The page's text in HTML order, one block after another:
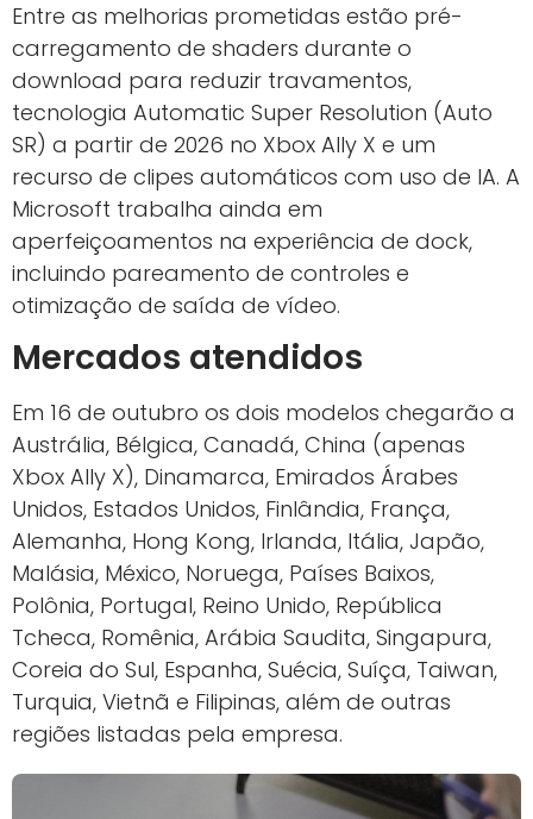
Entre as melhorias prometidas estão pré-
carregamento de shaders durante o
download para reduzir travamentos,
tecnologia Automatic Super Resolution (Auto
SR) a partir de 2026 no Xbox Ally X e um
recurso de clipes automáticos com uso de IA. A
Microsoft trabalha ainda em
aperfeiçoamentos na experiência de dock,
incluindo pareamento de controles e
otimização de saída de vídeo.
Mercados atendidos
Em 16 de outubro os dois modelos chegarão a
Austrália, Bélgica, Canadá, China (apenas
Xbox Ally X), Dinamarca, Emirados Árabes
Unidos, Estados Unidos, Finlândia, França,
Alemanha, Hong Kong, Irlanda, Itália, Japão,
Malásia, México, Noruega, Países Baixos,
Polônia, Portugal, Reino Unido, República
Tcheca, Romênia, Arábia Saudita, Singapura,
Coreia do Sul, Espanha, Suécia, Suíça, Taiwan,
Turquia, Vietnã e Filipinas, além de outras
regiões listadas pela empresa.